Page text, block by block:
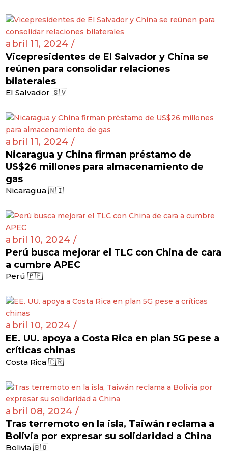
abril 11, 2024 /
Vicepresidentes de El Salvador y China se
reúnen para consolidar relaciones
bilaterales
El Salvador 🇸🇻
abril 11, 2024 /
Nicaragua y China firman préstamo de
US$26 millones para almacenamiento de
gas
Nicaragua 🇳🇮
abril 10, 2024 /
Perú busca mejorar el TLC con China de cara
a cumbre APEC
Perú 🇵🇪
abril 10, 2024 /
EE. UU. apoya a Costa Rica en plan 5G pese a
críticas chinas
Costa Rica 🇨🇷
abril 08, 2024 /
Tras terremoto en la isla, Taiwán reclama a
Bolivia por expresar su solidaridad a China
Bolivia 🇧🇴